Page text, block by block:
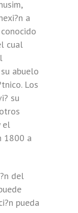
a
cual
abuelo
Los
su
el
1800 a
del
pueda